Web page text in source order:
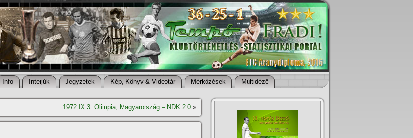
Info Interjúk Jegyzetek Kép, Könyv & Videotár Mérkőzések Múltidéző
1972.IX.3. Olimpia, Magyarország – NDK 2:0 »